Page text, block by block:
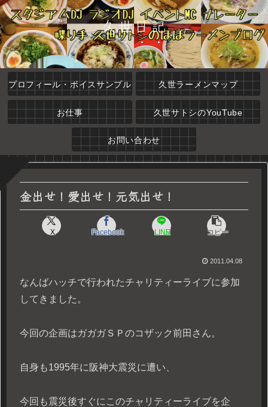
久世日記
プロフィール・ボイスサンプル 久世ラーメンマップ
お仕事 久世サトシのYouTube
お問い合わせ
金出せ！愛出せ！元気出せ！
X Facebook LINE コピー
2011.04.08
なんばハッチで行われたチャリティーライブに参加
してきました。
今回の企画はガガガＳＰのコザック前田さん。
自身も1995年に阪神大震災に遭い、
今回も震災後すぐにこのチャリティーライブを企